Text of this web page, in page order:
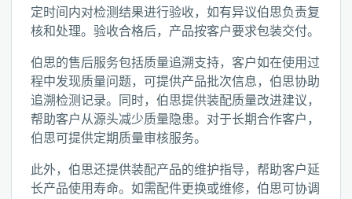
定时间内对检测结果进行验收，如有异议伯思负责复
核和处理。验收合格后，产品按客户要求包装交付。
伯思的售后服务包括质量追溯支持，客户如在使用过
程中发现质量问题，可提供产品批次信息，伯思协助
追溯检测记录。同时，伯思提供装配质量改进建议，
帮助客户从源头减少质量隐患。对于长期合作客户，
伯思可提供定期质量审核服务。
此外，伯思还提供装配产品的维护指导，帮助客户延
长产品使用寿命。如需配件更换或维修，伯思可协调